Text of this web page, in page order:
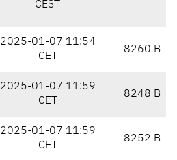
CEST
2025-01-07 11:54
CET
8260 B
2025-01-07 11:59
CET
8248 B
2025-01-07 11:59
CET
8252 B